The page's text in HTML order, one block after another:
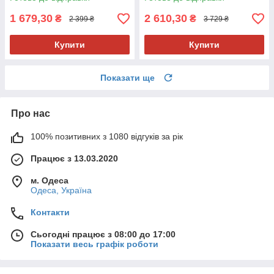
1 679,30 ₴ 2 399 ₴
Купити
2 610,30 ₴ 3 729 ₴
Купити
Показати ще
Про нас
100% позитивних з 1080 відгуків за рік
Працює з 13.03.2020
м. Одеса
Одеса, Україна
Контакти
Сьогодні працює з 08:00 до 17:00
Показати весь графік роботи